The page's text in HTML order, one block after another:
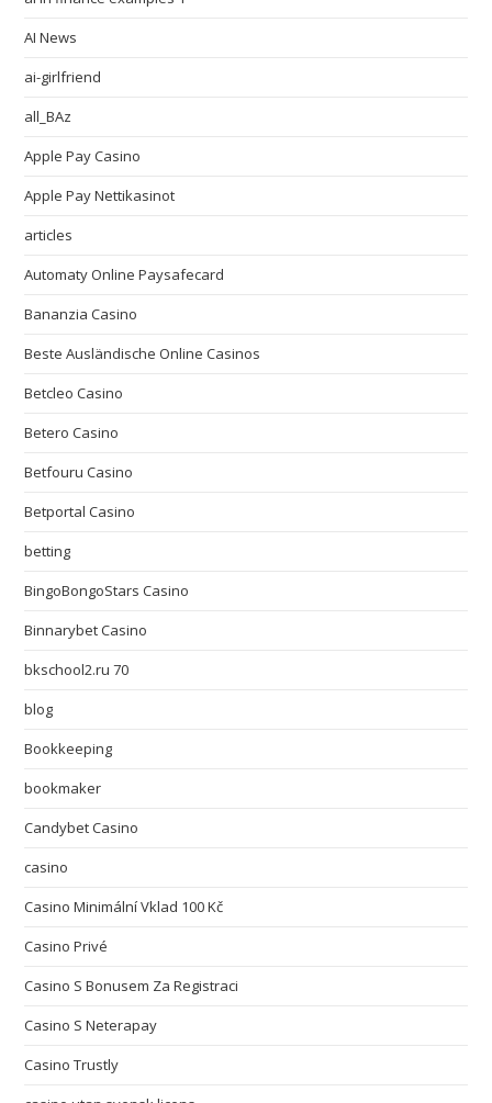
AI News
ai-girlfriend
all_BAz
Apple Pay Casino
Apple Pay Nettikasinot
articles
Automaty Online Paysafecard
Bananzia Casino
Beste Ausländische Online Casinos
Betcleo Casino
Betero Casino
Betfouru Casino
Betportal Casino
betting
BingoBongoStars Casino
Binnarybet Casino
bkschool2.ru 70
blog
Bookkeeping
bookmaker
Candybet Casino
casino
Casino Minimální Vklad 100 Kč
Casino Privé
Casino S Bonusem Za Registraci
Casino S Neterapay
Casino Trustly